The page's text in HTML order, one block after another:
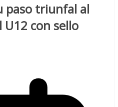
paso triunfal al
U12 con sello